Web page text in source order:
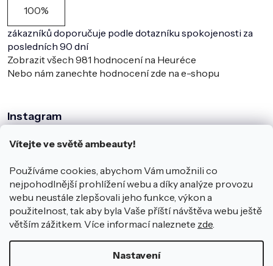
Vítejte ve světě ambeauty!
Používáme cookies, abychom Vám umožnili co
nejpohodlnější prohlížení webu a díky analýze provozu
webu neustále zlepšovali jeho funkce, výkon a
použitelnost, tak aby byla Vaše příští návštěva webu ještě
větším zážitkem. Více informací naleznete zde.
Nastavení
100%
zákazníků doporučuje podle dotazníku spokojenosti za
posledních 90 dní
Zobrazit všech 981 hodnocení na Heuréce
Nebo nám zanechte hodnocení zde na e-shopu
Instagram
Sledovat na Instagramu